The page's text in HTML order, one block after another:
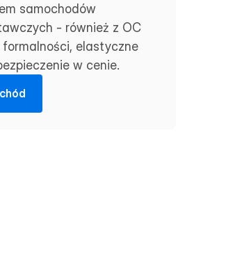
samochodów
- również z OC
formalności, elastyczne
w cenie.
chód